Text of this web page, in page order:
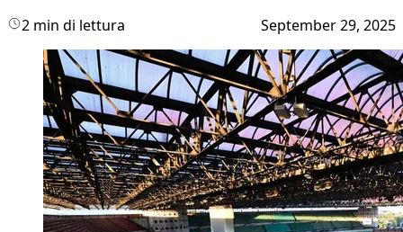
2 min di lettura September 29, 2025